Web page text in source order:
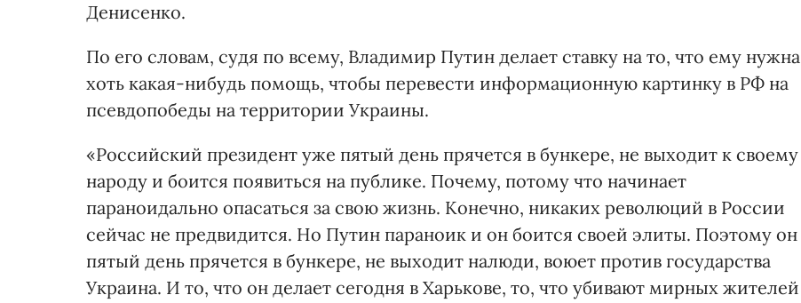
Денисенко.
По его словам, судя по всему, Владимир Путин делает ставку на то, что ему нужна
хоть какая-нибудь помощь, чтобы перевести информационную картинку в РФ на
псевдопобеды на территории Украины.
«Российский президент уже пятый день прячется в бункере, не выходит к своему
народу и боится появиться на публике. Почему, потому что начинает
параноидально опасаться за свою жизнь. Конечно, никаких революций в России
сейчас не предвидится. Но Путин параноик и он боится своей элиты. Поэтому он
пятый день прячется в бункере, не выходит налюди, воюет против государства
Украина. И то, что он делает сегодня в Харькове, то, что убивают мирных жителей